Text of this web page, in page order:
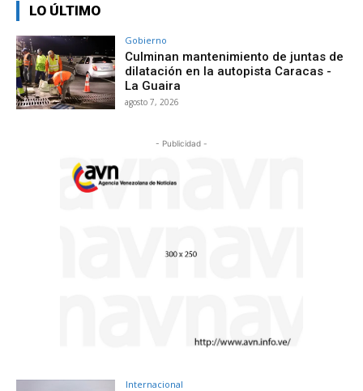
LO ÚLTIMO
Gobierno
Culminan mantenimiento de juntas de
dilatación en la autopista Caracas -
La Guaira
agosto 7, 2026
- Publicidad -
Internacional